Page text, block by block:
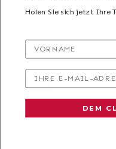
ANDIAMO –
Normaler
Preis
€159,00
Holen Sie sich jetzt Ihre
VORNAME
DEM